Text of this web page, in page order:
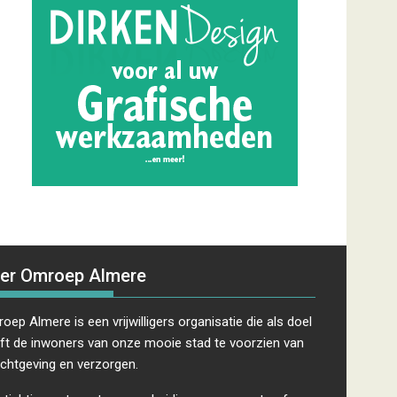
Omroep Almere
Almere is een vrijwilligers organisatie die als doel
de inwoners van onze mooie stad te voorzien van
en verzorgen.